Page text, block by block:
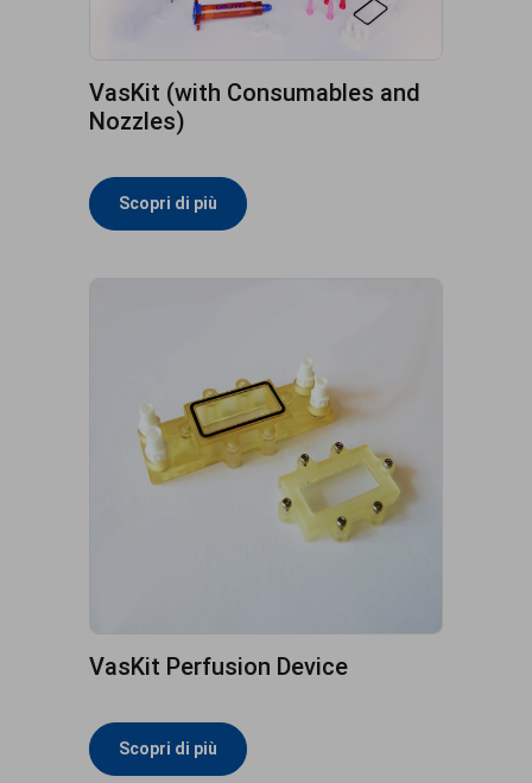
VasKit (with Consumables and
Nozzles)
Scopri di più
VasKit Perfusion Device
Scopri di più